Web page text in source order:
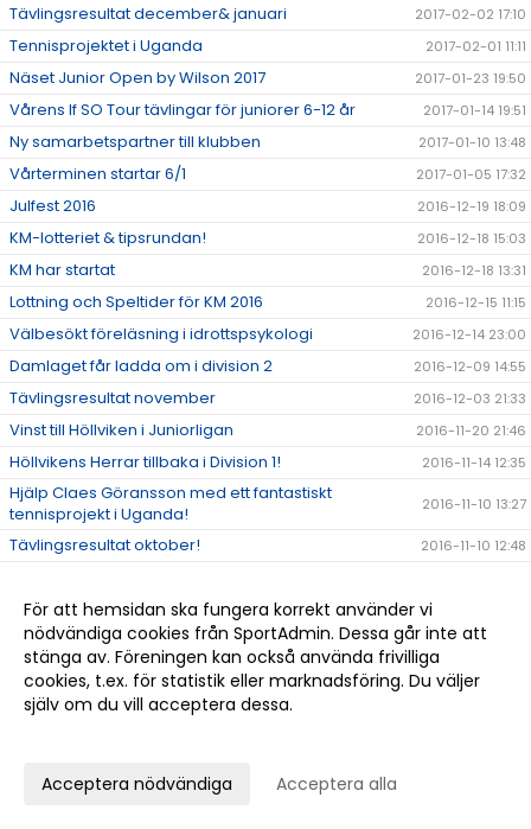
Tävlingsresultat december& januari 2017-02-02 17:10
Tennisprojektet i Uganda 2017-02-01 11:11
Näset Junior Open by Wilson 2017 2017-01-23 19:50
Vårens If SO Tour tävlingar för juniorer 6-12 år 2017-01-14 19:51
Ny samarbetspartner till klubben 2017-01-10 13:48
Vårterminen startar 6/1 2017-01-05 17:32
Julfest 2016 2016-12-19 18:09
KM-lotteriet & tipsrundan! 2016-12-18 15:03
KM har startat 2016-12-18 13:31
Lottning och Speltider för KM 2016 2016-12-15 11:15
Välbesökt föreläsning i idrottspsykologi 2016-12-14 23:00
Damlaget får ladda om i division 2 2016-12-09 14:55
Tävlingsresultat november 2016-12-03 21:33
Vinst till Höllviken i Juniorligan 2016-11-20 21:46
Höllvikens Herrar tillbaka i Division 1! 2016-11-14 12:35
Hjälp Claes Göransson med ett fantastiskt
tennisprojekt i Uganda!
2016-11-10 13:27
Tävlingsresultat oktober! 2016-11-10 12:48
Det går bra för André Göransson i USA 2016-10-24 21:00
Anmäl dig till Höstlovstennis 2016-10-07 12:09
Tävlingsresultat september 2016-10-05 12:34
Se hit alla yngre juniorer som vill prova på att
Har du läst vår nya broschyr?
För att hemsidan ska fungera korrekt använder vi
nödvändiga cookies från SportAdmin. Dessa går inte att
stänga av. Föreningen kan också använda frivilliga
cookies, t.ex. för statistik eller marknadsföring. Du väljer
själv om du vill acceptera dessa.
Acceptera nödvändiga Acceptera alla